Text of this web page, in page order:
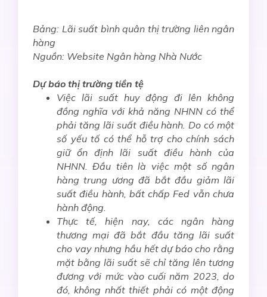
Bảng: Lãi suất bình quân thị trường liên ngân
hàng
Nguồn: Website Ngân hàng Nhà Nước
Dự báo thị trường tiền tệ
Việc lãi suất huy động đi lên không
đồng nghĩa với khả năng NHNN có thể
phải tăng lãi suất điều hành. Do có một
số yếu tố có thể hỗ trợ cho chính sách
giữ ổn định lãi suất điều hành của
NHNN. Đầu tiên là việc một số ngân
hàng trung ương đã bắt đầu giảm lãi
suất điều hành, bất chấp Fed vẫn chưa
hành động.
Thực tế, hiện nay, các ngân hàng
thương mại đã bắt đầu tăng lãi suất
cho vay nhưng hầu hết dự báo cho rằng
mặt bằng lãi suất sẽ chỉ tăng lên tương
đương với mức vào cuối năm 2023, do
đó, không nhất thiết phải có một động